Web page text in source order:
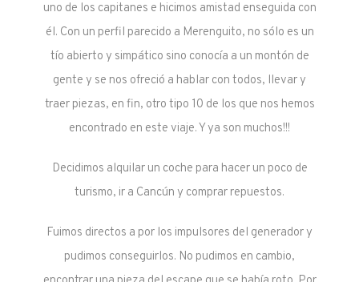
uno de los capitanes e hicimos amistad enseguida con
él. Con un perfil parecido a Merenguito, no sólo es un
tío abierto y simpático sino conocía a un montón de
gente y se nos ofreció a hablar con todos, llevar y
traer piezas, en fin, otro tipo 10 de los que nos hemos
encontrado en este viaje. Y ya son muchos!!!
Decidimos alquilar un coche para hacer un poco de
turismo, ir a Cancún y comprar repuestos.
Fuimos directos a por los impulsores del generador y
pudimos conseguirlos. No pudimos en cambio,